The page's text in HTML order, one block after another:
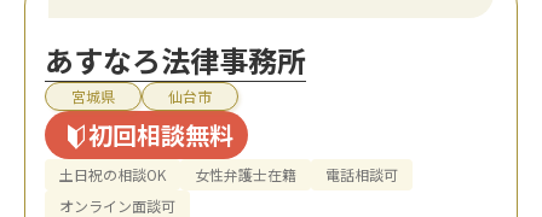
あすなろ法律事務所
宮城県 仙台市
初回相談無料
土日祝の相談OK 女性弁護士在籍
電話相談可
オンライン面談可